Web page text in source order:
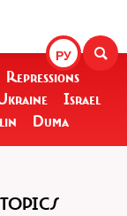
РУ
Repressions
Israel
Duma